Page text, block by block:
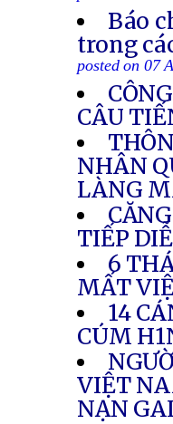
Báo
trong
posted on 07
CÂU
NHÂN
LÀNG
TIẾP
6
MẤT
14
CÚM
VIỆT
NẠN